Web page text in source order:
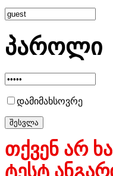
პაროლი
დამიმახსოვრე
თქვენ არ
ტესტ